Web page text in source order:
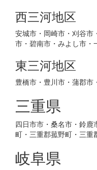
西三河地区
安城市・岡崎市・刈谷市
市・碧南市・みよし市・
東三河地区
豊橋市・豊川市・蒲郡市
三重県
四日市市・桑名市・鈴鹿
町・三重郡菰野町・三重
岐阜県